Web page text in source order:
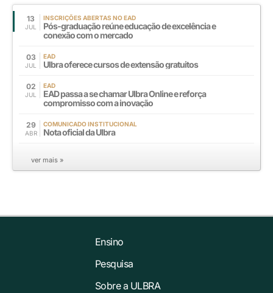
13
JUL
INSCRIÇÕES ABERTAS NO EAD
Pós-graduação reúne educação de excelência e
conexão com o mercado
03
JUL
EAD
Ulbra oferece cursos de extensão gratuitos
02
JUL
EAD
EAD passa a se chamar Ulbra Online e reforça
compromisso com a inovação
29
ABR
COMUNICADO INSTITUCIONAL
Nota oficial da Ulbra
ver mais »
Ensino
Pesquisa
Sobre a ULBRA